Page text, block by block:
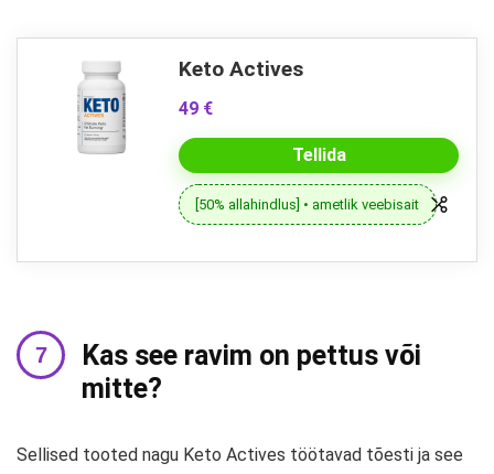
Keto Actives
49 €
Tellida
[50% allahindlus] • ametlik veebisait
Kas see ravim on pettus või
mitte?
Sellised tooted nagu Keto Actives töötavad tõesti ja see